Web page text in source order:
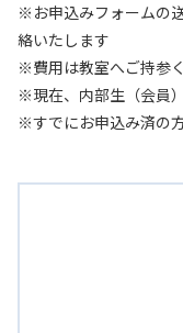
※お申込みフォームの
絡いたします
※費用は教室へご持参
※現在、内部生（会員
※すでにお申込み済の